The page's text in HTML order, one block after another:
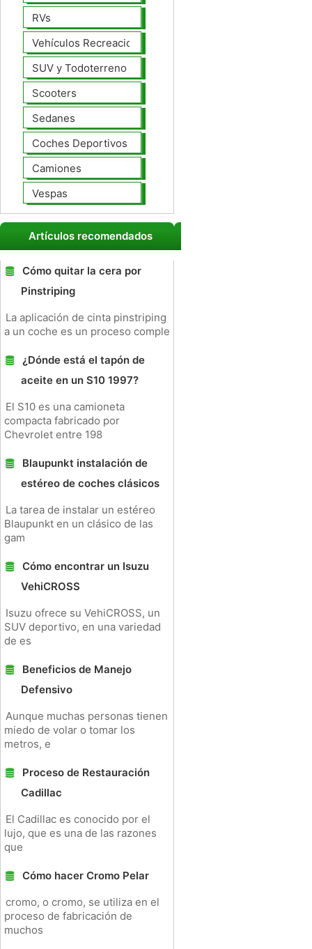
RVs
Vehículos Recreacionales
SUV y Todoterreno
Scooters
Sedanes
Coches Deportivos
Camiones
Vespas
Artículos recomendados
Cómo quitar la cera por
Pinstriping
La aplicación de cinta pinstriping
a un coche es un proceso comple
¿Dónde está el tapón de
aceite en un S10 1997?
El S10 es una camioneta
compacta fabricado por
Chevrolet entre 198
Blaupunkt instalación de
estéreo de coches clásicos
La tarea de instalar un estéreo
Blaupunkt en un clásico de las
gam
Cómo encontrar un Isuzu
VehiCROSS
Isuzu ofrece su VehiCROSS, un
SUV deportivo, en una variedad
de es
Beneficios de Manejo
Defensivo
Aunque muchas personas tienen
miedo de volar o tomar los
metros, e
Proceso de Restauración
Cadillac
El Cadillac es conocido por el
lujo, que es una de las razones
que
Cómo hacer Cromo Pelar
cromo, o cromo, se utiliza en el
proceso de fabricación de
muchos